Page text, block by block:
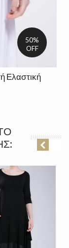
50%
OFF
Ελαστική